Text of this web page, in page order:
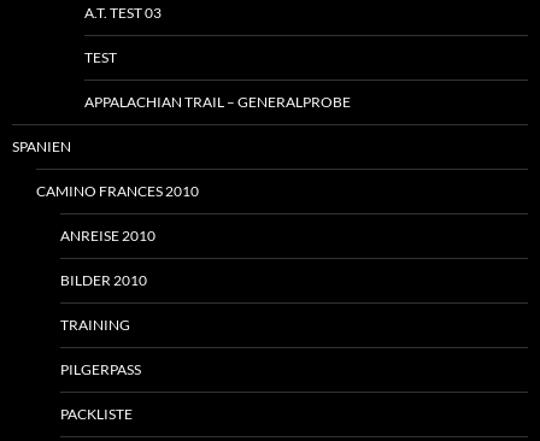
A.T. TEST 03
TEST
APPALACHIAN TRAIL – GENERALPROBE
SPANIEN
CAMINO FRANCES 2010
ANREISE 2010
BILDER 2010
TRAINING
PILGERPASS
PACKLISTE